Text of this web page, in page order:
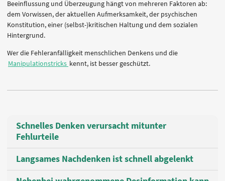
Beeinflussung und Überzeugung hängt von mehreren Faktoren ab:
dem Vorwissen, der aktuellen Aufmerksamkeit, der psychischen
Konstitution, einer (selbst-)kritischen Haltung und dem sozialen
Hintergrund.
Wer die Fehleranfälligkeit menschlichen Denkens und die
Manipulationstricks kennt, ist besser geschützt.
Schnelles Denken verursacht mitunter
Fehlurteile
Langsames Nachdenken ist schnell abgelenkt